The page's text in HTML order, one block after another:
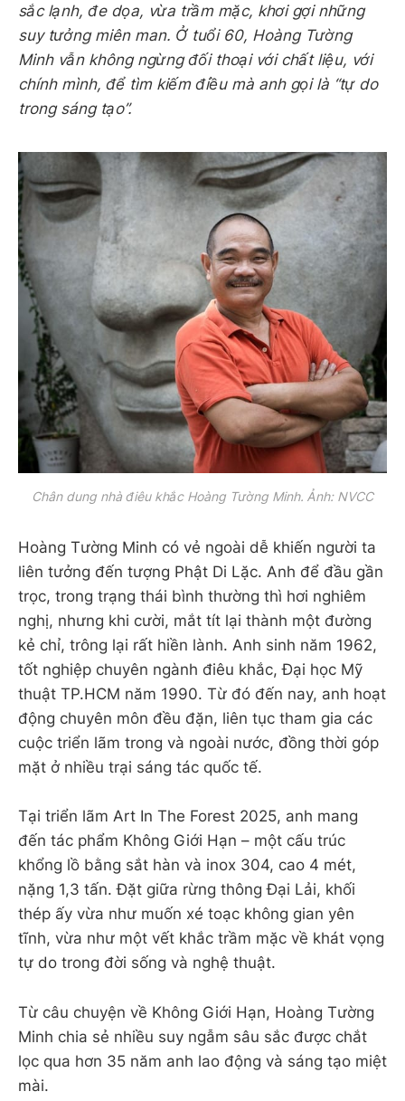
sắc lạnh, đe dọa, vừa trầm mặc, khơi gợi những
suy tưởng miên man. Ở tuổi 60, Hoàng Tường
Minh vẫn không ngừng đối thoại với chất liệu, với
chính mình, để tìm kiếm điều mà anh gọi là “tự do
trong sáng tạo”.
Chân dung nhà điêu khắc Hoàng Tường Minh. Ảnh: NVCC
Hoàng Tường Minh có vẻ ngoài dễ khiến người ta
liên tưởng đến tượng Phật Di Lặc. Anh để đầu gần
trọc, trong trạng thái bình thường thì hơi nghiêm
nghị, nhưng khi cười, mắt tít lại thành một đường
kẻ chỉ, trông lại rất hiền lành. Anh sinh năm 1962,
tốt nghiệp chuyên ngành điêu khắc, Đại học Mỹ
thuật TP.HCM năm 1990. Từ đó đến nay, anh hoạt
động chuyên môn đều đặn, liên tục tham gia các
cuộc triển lãm trong và ngoài nước, đồng thời góp
mặt ở nhiều trại sáng tác quốc tế.
Tại triển lãm Art In The Forest 2025, anh mang
đến tác phẩm Không Giới Hạn – một cấu trúc
khổng lồ bằng sắt hàn và inox 304, cao 4 mét,
nặng 1,3 tấn. Đặt giữa rừng thông Đại Lải, khối
thép ấy vừa như muốn xé toạc không gian yên
tĩnh, vừa như một vết khắc trầm mặc về khát vọng
tự do trong đời sống và nghệ thuật.
Từ câu chuyện về Không Giới Hạn, Hoàng Tường
Minh chia sẻ nhiều suy ngẫm sâu sắc được chắt
lọc qua hơn 35 năm anh lao động và sáng tạo miệt
mài.